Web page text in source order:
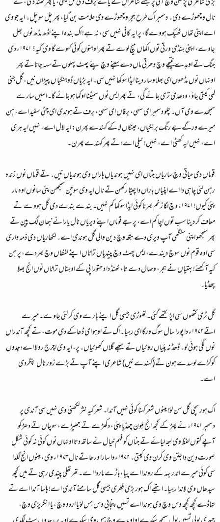
نال وچھوڑے دی۔ دسمبر اک طرح ہجر وچھوڑے دی علامت بن گیا، پھر چل سو چل۔ ایہ جو وی
اے اپنی تھاں ٹھیک ہووے گا، پر ایہ کافی نہیں سی، نہ ہے! اک بندہ اپنے اڈھ مڈھ نوں بھل
جاوے، اپنی ہنڈی ورتی توں اکھاں میچ لوے تے پھر اوہنوں کوئی کہوے گا وی کیہ؟ ۱۹۷۱ء دی
جنگ تے اوہدے نتیجے وچ دھرتی ماں دے سینے وچ پئے پھٹ پہلوں تے سہہ جانا تے پھر
اونہاں نوں مڈھوں ای بھلا وسار دینا ایڈا سوکھا نہیں سی۔ ایہ بڑیاں ڈوہنگیا ں پیڑاں نیں، گل جنی
لمی کیتی جاؤ، ودھدی تری جائے گی، تے پھر ایس نوں سمیٹنا اوکھا ہو جائے گا۔ اسیں سارے
سمجھدے وی آں۔ چلو دسمبر ای سہی، برفاں ای سہی، برف تے ہوندی ای چٹی سفید اے، ہن
میرے ورگے جے رنگ برنگیاں، عینکاں لا کے کہندے پھرن: ایہ لال اے، نہیں ایہ ہری
اے، نہیں ایہ کھٹی اے، نہیں! نیلی اے؛ تے پھر کہندے پھرن۔
قوماں دی حیاتی وچ ساریاں جتاں ای نہیں ہوندیاں ہاراں وی ہوندیاں نیں۔ تے قوماں نوں زندہ
رہن لئی چاہی دا اے اپنیاں ہاراں دا چیتا رکھن تے نال ایہ وی سوچن سمجھن پئی سانوں اوہ مار
پئی کیوں! ۱۹۷۱ء وچ لگا زخم بھرنا کوئی ایڈا سوکھا کم نہیں۔ بندے بندے دی گل ہووے تے
معاف کر دینا سب توں اچا کم اے، پر جے قوماں اپنے ویریاں نال یارانے نبھان لگ پین تے
پھر سمجھو اپنی سنگھی آپ ویری دے ہتھ وچ دین والی گل ہوندی اے۔ لکھاریاں دی ذمہ داری
سی اوہ قوم نوں سوچ دیندے، ایس پھٹ وچ پیندیاں تراٹاں اپنے لفظاں وچ بھردے، پر ہن
کیہ آکھئے! بہتیاں نے ہجر، وصال دے تا، ٹھنڈ دا دھتورا پی کے اوہناں تراٹاں نوں انج بھلا
چھڈیا۔
گل ٹری کتھوں سی اپڑ کتھے گئی۔ تھوڑی جیہی گل اپنے بارے وی کر لئی جاوے۔ میرے
اتے ۱۹۷۲ء دا پورا سال سوگ ورگا ای رہیا۔ اک تے اوہو ای ڈھاکے دی موت، تے کچھ آندراں
نوں لگی ہوئی لو۔ ڈھڈ نہ پئیاں روٹیاں تے سبھے گلاں کھوٹیاں۔پر، ایہ وی اچرج رولا اے؛ جدوں
کوکڑے لوسدے ہون تے (کہندے نیں) شاعری اپنے آپ تے بڑے زور نال پنگردی
اے۔
اک ہور سچی گل سن لؤ! مینوں شعر کہنا کوئی نہیں آندا۔ شعر کیہ نثر لکھنی وی نہیں سی آندی پر
دسمبر ۱۹۷۱ء نے پھڑ کے کجھ انج ہلون چھڈیا پئی، دکھڑے تے جھیڑے، سوچاں تے دھڑکو
آپے کتوں لفظ وی لبھ لیائے تے جناں کو فہم خیال نے ساتھ دتا اونہاں نوں کوئی نہ کوئی شکل
صورت دین دا جتن وی کرن دی کیتی۔ ۱۹۷۲ء دا سارا ورھا تے نال ۱۹۷۳ء وی، مینوں انج لگدا
سی کوئی میرے اندر بہہ کے روندا اے پیا، ہاڑے ماردا اے۔ تھرتھلی پیندی رہی تے میں کچھ
سیدھاں وی لاندا رہیا۔ ایتھے اک ہور بڑی فطری جیہی گل سامنے آندی اے! ہاسا آندا اے تے
تہاڈے کچھ کچھ وس وچ وی ہوندا اے تسیں پنجابی وس ہس لؤ یا اردو وچ، یا انگریزی وچ،